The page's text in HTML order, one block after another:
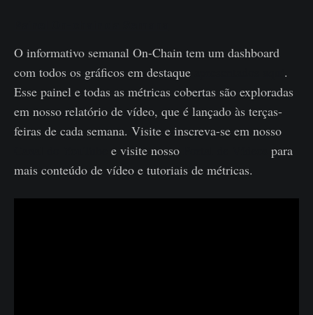
O informativo semanal On-Chain tem um dashboard
com todos os gráficos em destaque
.
Esse painel e todas as métricas cobertas são exploradas
em nosso relatório de vídeo, que é lançado às terças-
feiras de cada semana. Visite e inscreva-se em nosso
e visite nosso
para
mais conteúdo de vídeo e tutoriais de métricas.